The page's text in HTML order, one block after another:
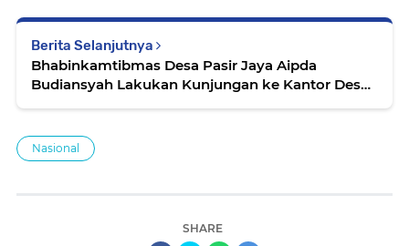
Berita Selanjutnya
Bhabinkamtibmas Desa Pasir Jaya Aipda
Budiansyah Lakukan Kunjungan ke Kantor Desa,
Nasional
SHARE